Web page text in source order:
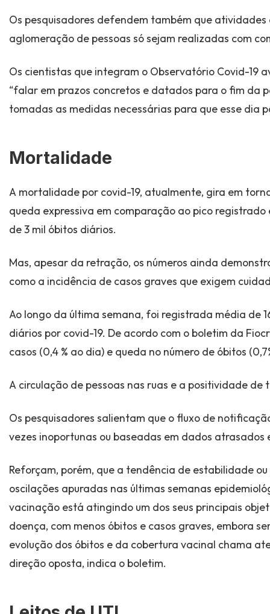
Os pesquisadores defendem também que
aglomeração de pessoas só sejam realizadas com
Os cientistas que integram o Observatório Covid-19
“falar em prazos concretos e datados para o fim da
tomadas as medidas necessárias para que esse dia
Mortalidade
A mortalidade por covid-19, atualmente, gira em
queda expressiva em comparação ao pico
de 3 mil óbitos diários.
Mas, apesar da retração, os números ainda
como a incidência de casos graves que exigem
Ao longo da última semana, foi registrada média de
diários por covid-19. De acordo com o boletim da
casos (0,4 % ao dia) e queda no número de óbitos
A circulação de pessoas nas ruas e a positividade
Os pesquisadores salientam que o fluxo de
vezes inoportunas ou baseadas em dados atrasados
Reforçam, porém, que a tendência de estabilidade
oscilações apuradas nas últimas semanas
vacinação está atingindo um dos seus principais
doença, com menos óbitos e casos graves, embora
evolução dos óbitos e da cobertura vacinal chama
direção oposta, indica o boletim.